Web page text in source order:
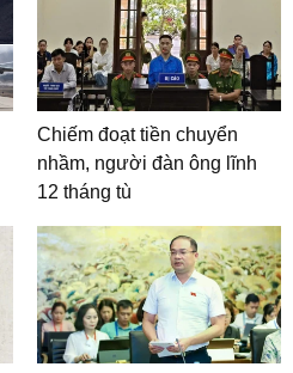
Chiếm đoạt tiền chuyển
nhầm, người đàn ông lĩnh
12 tháng tù